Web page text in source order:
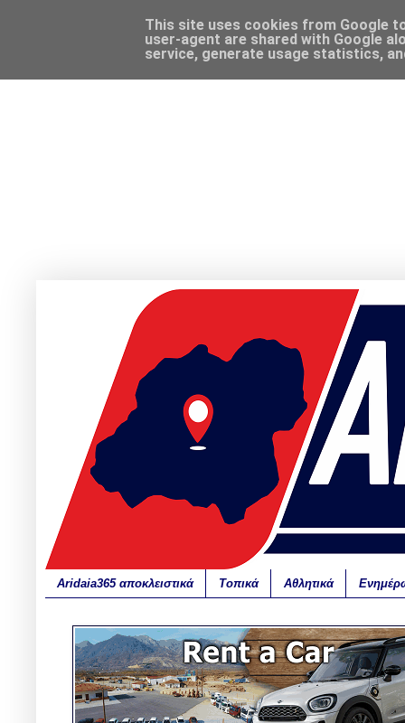
Aridaia365 αποκλειστικά Τοπικά Αθλητικά
This site uses cookies from Google
user-agent are shared with Google
service, generate usage statistics,